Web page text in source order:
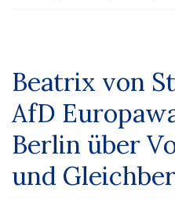
Beatrix von
AfD
Berlin über
und